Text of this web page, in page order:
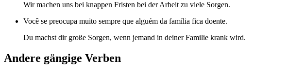
Wir machen uns bei knappen Fristen bei der Arbeit zu viele Sorgen.
Você se preocupa muito sempre que alguém da família fica doente.
Du machst dir große Sorgen, wenn jemand in deiner Familie krank wird.
Andere gängige Verben